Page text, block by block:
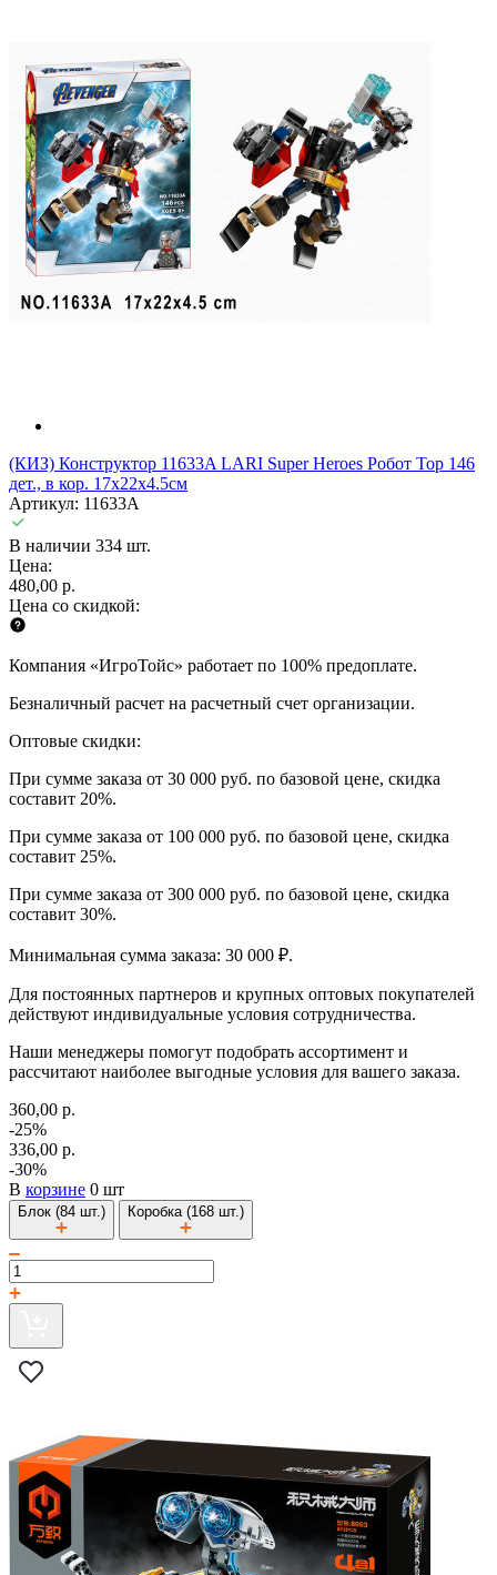
(КИЗ) Конструктор 11633A LARI Super Heroes Робот Тор 146
дет., в кор. 17х22х4.5см
Артикул: 11633A
В наличии 334 шт.
Цена:
480,00 р.
Цена со скидкой:
Компания «ИгроТойс» работает по 100% предоплате.
Безналичный расчет на расчетный счет организации.
Оптовые скидки:
При сумме заказа от 30 000 руб. по базовой цене, скидка
составит 20%.
При сумме заказа от 100 000 руб. по базовой цене, скидка
составит 25%.
При сумме заказа от 300 000 руб. по базовой цене, скидка
составит 30%.
Минимальная сумма заказа: 30 000 ₽.
Для постоянных партнеров и крупных оптовых покупателей
действуют индивидуальные условия сотрудничества.
Наши менеджеры помогут подобрать ассортимент и
рассчитают наиболее выгодные условия для вашего заказа.
360,00 р.
-25%
336,00 р.
-30%
В корзине 0 шт
Блок (84 шт.) Коробка (168 шт.)